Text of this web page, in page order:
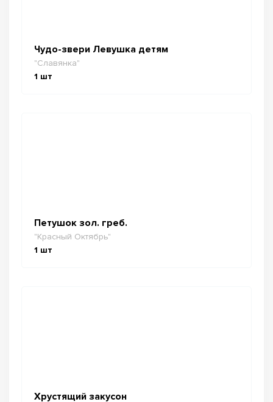
Чудо-звери Левушка детям
"Славянка"
1 шт
Петушок зол. греб.
"Красный Октябрь"
1 шт
Хрустящий закусон